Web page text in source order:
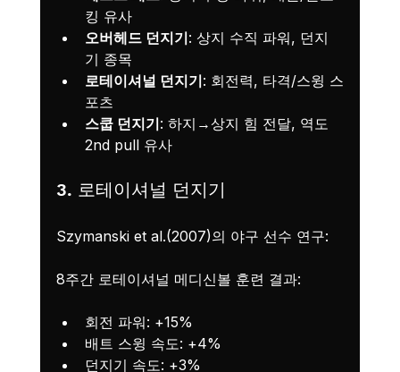
킹 유사
오버헤드 던지기: 상지 수직 파워, 던지
기 종목
로테이셔널 던지기: 회전력, 타격/스윙 스
포츠
스쿱 던지기: 하지→상지 힘 전달, 역도
2nd pull 유사
3. 로테이셔널 던지기
Szymanski et al.(2007)의 야구 선수 연구:
8주간 로테이셔널 메디신볼 훈련 결과:
회전 파워: +15%
배트 스윙 속도: +4%
던지기 속도: +3%